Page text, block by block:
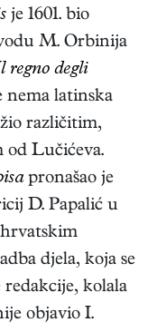
je 1601. bio
M. Orbinija
regno degli
nema latinska
različitim,
od Lučićeva.
pronašao je
D. Papalić u
djela, koja se
kolala
objavio I.